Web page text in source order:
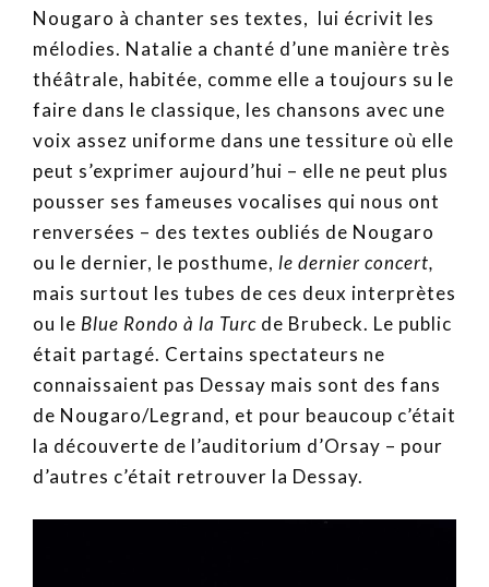
Nougaro à chanter ses textes, lui écrivit les
mélodies. Natalie a chanté d’une manière très
théâtrale, habitée, comme elle a toujours su le
faire dans le classique, les chansons avec une
voix assez uniforme dans une tessiture où elle
peut s’exprimer aujourd’hui – elle ne peut plus
pousser ses fameuses vocalises qui nous ont
renversées – des textes oubliés de Nougaro
ou le dernier, le posthume, le dernier concert,
mais surtout les tubes de ces deux interprètes
ou le Blue Rondo à la Turc de Brubeck. Le public
était partagé. Certains spectateurs ne
connaissaient pas Dessay mais sont des fans
de Nougaro/Legrand, et pour beaucoup c’était
la découverte de l’auditorium d’Orsay – pour
d’autres c’était retrouver la Dessay.